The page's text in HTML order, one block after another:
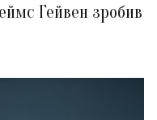
Гейвен зробив